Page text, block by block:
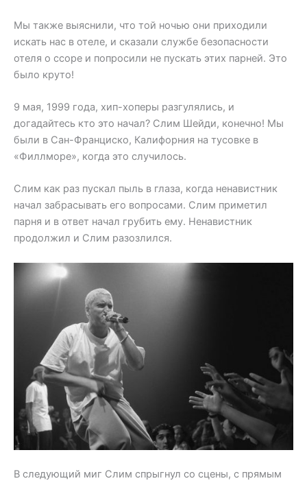
Мы также выяснили, что той ночью они приходили
искать нас в отеле, и сказали службе безопасности
отеля о ссоре и попросили не пускать этих парней. Это
было круто!
9 мая, 1999 года, хип-хоперы разгулялись, и
догадайтесь кто это начал? Слим Шейди, конечно! Мы
были в Сан-Франциско, Калифорния на тусовке в
«Филлморе», когда это случилось.
Слим как раз пускал пыль в глаза, когда ненавистник
начал забрасывать его вопросами. Слим приметил
парня и в ответ начал грубить ему. Ненавистник
продолжил и Слим разозлился.
В следующий миг Слим спрыгнул со сцены, с прямым